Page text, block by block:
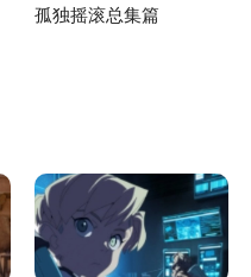
孤独摇滚总集篇